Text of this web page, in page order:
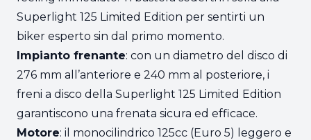
Superlight 125 Limited Edition per sentirti un
biker esperto sin dal primo momento.
Impianto frenante: con un diametro del disco di
276 mm all’anteriore e 240 mm al posteriore, i
freni a disco della Superlight 125 Limited Edition
garantiscono una frenata sicura ed efficace.
Motore: il monocilindrico 125cc (Euro 5) leggero e